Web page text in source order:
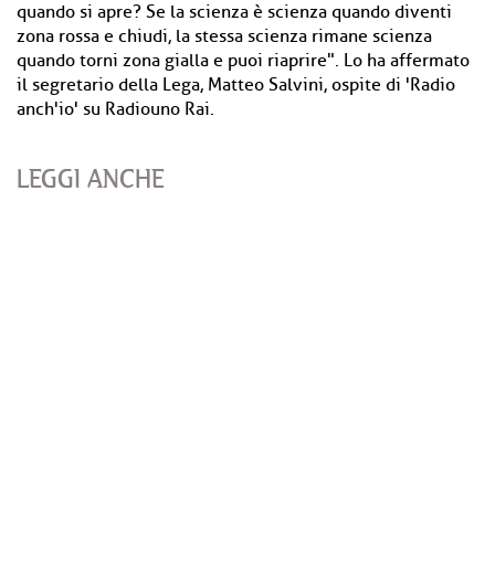
quando si apre? Se la scienza è scienza quando diventi
zona rossa e chiudi, la stessa scienza rimane scienza
quando torni zona gialla e puoi riaprire". Lo ha affermato
il segretario della Lega, Matteo Salvini, ospite di 'Radio
anch'io' su Radiouno Rai.
LEGGI ANCHE